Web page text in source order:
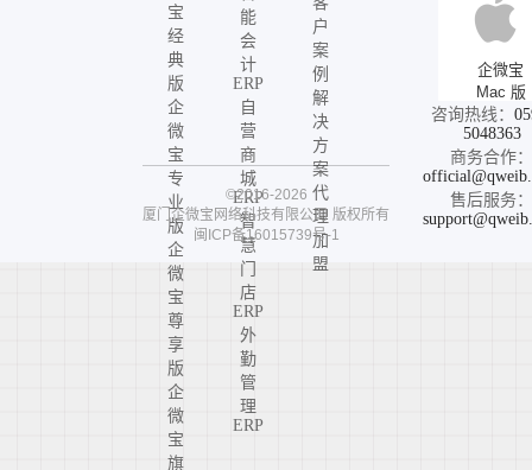
宝
经
典
版
企
微
宝
专
业
版
企
微
宝
尊
享
版
企
微
宝
旗
能
会
计
ERP
自
营
商
城
ERP
智
慧
门
店
ERP
外
勤
管
理
ERP
户
案
例
解
决
方
案
代
理
加
盟
企微宝
Mac 版
咨询热线：
5048363
商务合作：
售后服务：
©2016-2026
厦门企微宝网络科技有限公司 版权所有
闽ICP备16015739号-1